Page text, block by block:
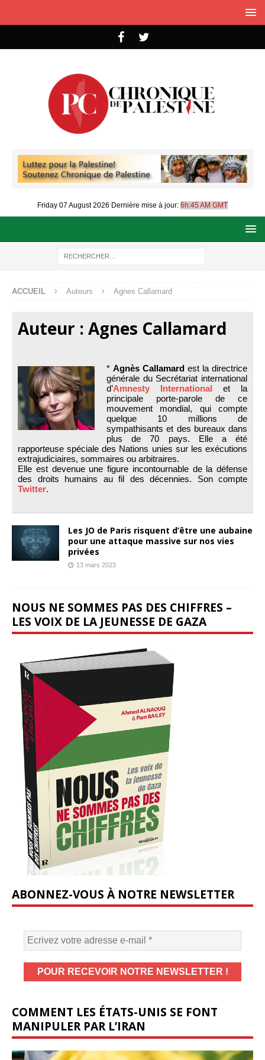
Friday 07 August 2026 Dernière mise à jour: 6h:45 AM GMT
ACCUEIL Auteurs Agnes Callamard
Auteur : Agnes Callamard
* Agnès Callamard est la directrice
générale du Secrétariat international
d’Amnesty International et la
principale porte-parole de ce
mouvement mondial, qui compte
quelque 10 millions de
sympathisants et des bureaux dans
plus de 70 pays. Elle a été
rapporteuse spéciale des Nations unies sur les exécutions
extrajudiciaires, sommaires ou arbitraires.
Elle est devenue une figure incontournable de la défense
des droits humains au fil des décennies. Son compte
Twitter.
Les JO de Paris risquent d’être une aubaine
pour une attaque massive sur nos vies
privées
13 mars 2023
NOUS NE SOMMES PAS DES CHIFFRES –
LES VOIX DE LA JEUNESSE DE GAZA
ABONNEZ-VOUS À NOTRE NEWSLETTER
COMMENT LES ÉTATS-UNIS SE FONT
MANIPULER PAR L’IRAN